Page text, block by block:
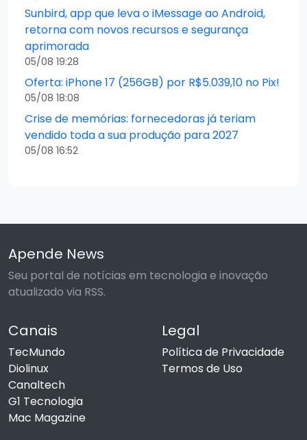
Sunbird, app que leva o iMessage ao Android,
retorna com novos recursos e segurança
aprimorada
05/08 19:28
Oferta: iPhone 17 (256GB) por R$5.039,10 no Pix!
05/08 18:08
Crise de memórias: fornecedoras já teriam
vendido toda a sua produção para 2027
05/08 16:52
Apende News
Seu portal de notícias em tecnologia e inovação
atualizado via RSS.
Canais
TecMundo
Diolinux
Canaltech
G1 Tecnologia
Mac Magazine
Legal
Política de Privacidade
Termos de Uso